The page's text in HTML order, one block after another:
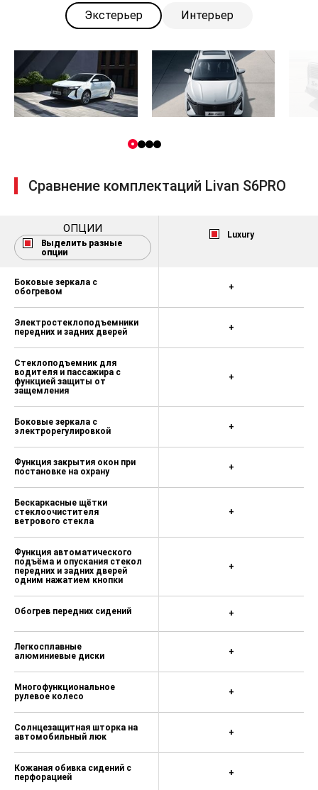
Пассивная противоугонная
система (PATS)
ISOFIX
Механизм блокировки открывания
задних дверей изнутри (“Детский
замок”)
запуска двигателя PEPS (passive
entry passive start)
Климат-контроль
кондиционера CN95
Воздуховоды системы вентиляции
на центральном тоннеле второго
ряда,
Возможность выбора режима
управления (ECO, Comfort, Sport,
Adaptive)
Подогрев водительского и
пассажирского сидений
Цифровая панель приборов 12,3"
Дистанционное отпирание
багажника
Круиз-контроль
Функциия дублирования экрана
смартфона
Мультимедийная система с 12,3"
ЖК-экраном, камерой заднего
3 USB-разъема 2 спереди, 1 сзади
4 динамика
Задние датчики парковки
Камера заднего вида с системой
динамической разметки и система
Электроусилитель руля
Энергопоглощающая рулевая
Экстерьер Интерьер
Сравнение комплектаций Livan S6PRO
ОПЦИИ
Выделить разные
опции
Luxury
Боковые зеркала с
обогревом
Электростеклоподъемники
передних и задних дверей
Стеклоподъемник для
водителя и пассажира с
функцией защиты от
защемления
Боковые зеркала с
электрорегулировкой
Функция закрытия окон при
постановке на охрану
Бескаркасные щётки
стеклоочистителя
ветрового стекла
Функция автоматического
подъёма и опускания стекол
передних и задних дверей
одним нажатием кнопки
Обогрев передних сидений
Легкосплавные
алюминиевые диски
Многофункциональное
рулевое колесо
Солнцезащитная шторка на
автомобильный люк
Кожаная обивка сидений с
перфорацией
+
+
+
+
+
+
+
+
+
+
+
+